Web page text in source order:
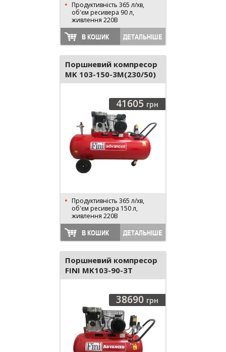
Продуктивність 365 л/хв,
об'єм ресивера 90 л,
живлення 220В
В КОШИК ДЕТАЛЬНІШЕ
Поршневий компресор
MK 103-150-3M(230/50)
41605 грн
Продуктивність 365 л/хв,
об'єм ресивера 150 л,
живлення 220В
В КОШИК ДЕТАЛЬНІШЕ
Поршневий компресор
FINI MK103-90-3T
ADVANCED
38690 грн